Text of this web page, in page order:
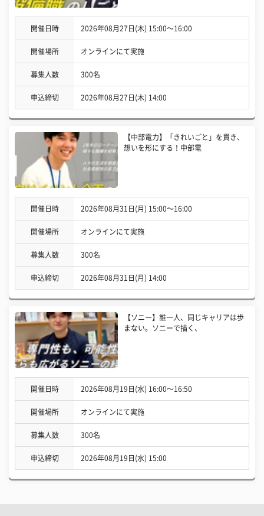
開催日時 2026年08月27日(木) 15:00〜16:00
開催場所 オンラインにて実施
募集人数 300名
申込締切 2026年08月27日(木) 14:00
【中部電力】「きれいごと」を貫き、
想いを形にする！中部電
開催日時 2026年08月31日(月) 15:00〜16:00
開催場所 オンラインにて実施
募集人数 300名
申込締切 2026年08月31日(月) 14:00
【ソニー】誰一人、同じキャリアは歩
まない。ソニーで描く、
開催日時 2026年08月19日(水) 16:00〜16:50
開催場所 オンラインにて実施
募集人数 300名
申込締切 2026年08月19日(水) 15:00